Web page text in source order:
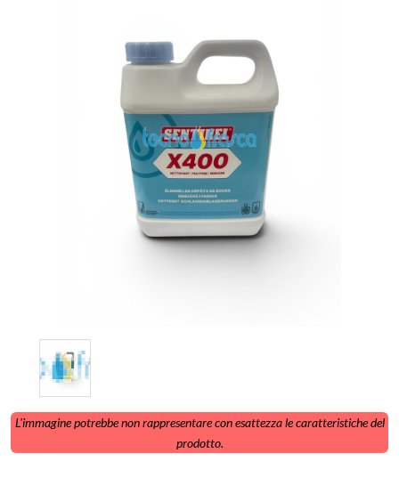
L'immagine potrebbe non rappresentare con esattezza le caratteristiche del
prodotto.